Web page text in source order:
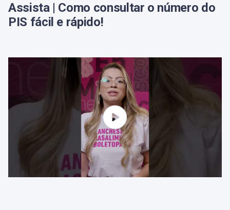
Assista | Como consultar o número do
PIS fácil e rápido!